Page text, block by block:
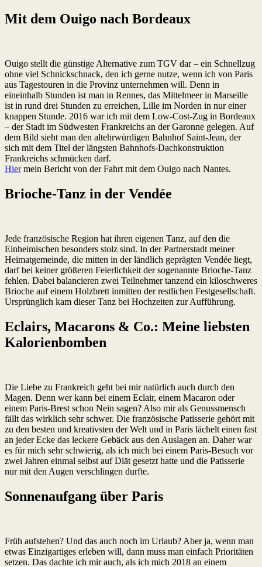
Mit dem Ouigo nach Bordeaux
Ouigo stellt die günstige Alternative zum TGV dar – ein Schnellzug
ohne viel Schnickschnack, den ich gerne nutze, wenn ich von Paris
aus Tagestouren in die Provinz unternehmen will. Denn in
eineinhalb Stunden ist man in Rennes, das Mittelmeer in Marseille
ist in rund drei Stunden zu erreichen, Lille im Norden in nur einer
knappen Stunde. 2016 war ich mit dem Low-Cost-Zug in Bordeaux
– der Stadt im Südwesten Frankreichs an der Garonne gelegen. Auf
dem Bild sieht man den altehrwürdigen Bahnhof Saint-Jean, der
sich mit dem Titel der längsten Bahnhofs-Dachkonstruktion
Frankreichs schmücken darf.
Hiermein Bericht von der Fahrt mit dem Ouigo nach Nantes.
Brioche-Tanz in der Vendée
Jede französische Region hat ihren eigenen Tanz, auf den die
Einheimischen besonders stolz sind. In der Partnerstadt meiner
Heimatgemeinde, die mitten in der ländlich geprägten Vendée liegt,
darf bei keiner größeren Feierlichkeit der sogenannte Brioche-Tanz
fehlen. Dabei balancieren zwei Teilnehmer tanzend ein kiloschweres
Brioche auf einem Holzbrett inmitten der restlichen Festgesellschaft.
Ursprünglich kam dieser Tanz bei Hochzeiten zur Aufführung.
Eclairs, Macarons & Co.: Meine liebsten
Kalorienbomben
Die Liebe zu Frankreich geht bei mir natürlich auch durch den
Magen. Denn wer kann bei einem Eclair, einem Macaron oder
einem Paris-Brest schon Nein sagen? Also mir als Genussmensch
fällt das wirklich sehr schwer. Die französische Patisserie gehört mit
zu den besten und kreativsten der Welt und in Paris lächelt einen fast
an jeder Ecke das leckere Gebäck aus den Auslagen an. Daher war
es für mich sehr schwierig, als ich mich bei einem Paris-Besuch vor
zwei Jahren einmal selbst auf Diät gesetzt hatte und die Patisserie
nur mit den Augen verschlingen durfte.
Sonnenaufgang über Paris
Früh aufstehen? Und das auch noch im Urlaub? Aber ja, wenn man
etwas Einzigartiges erleben will, dann muss man einfach Prioritäten
setzen. Das dachte ich mir auch, als ich mich 2018 an einem